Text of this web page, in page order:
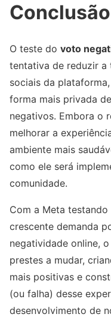
Conclusão
O teste do voto
tentativa de reduzir a
sociais da
forma mais privada
negativos. Embora o
melhorar a
ambiente mais
como ele será
comunidade.
Com a Meta
crescente demanda
negatividade online,
prestes a mudar,
mais positivas e
(ou falha) desse
desenvolvimento de